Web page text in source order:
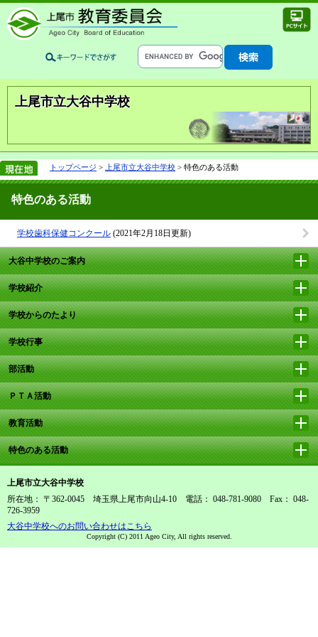
上尾市立大谷中学校
トップページ > 上尾市立大谷中学校 > 特色のある活動
特色のある活動
学校歯科保健コンクール (2021年2月18日更新)
大谷中学校のご案内
学校紹介
学校からのたより
学校行事
部活動
ＰＴＡ活動
教育活動
特色のある活動
上尾市立大谷中学校
所在地： 〒362-0045 埼玉県上尾市向山4-10 電話： 048-781-9080 Fax： 048-
726-3959
大谷中学校へのお問い合わせはこちら
Copyright (C) 2011 Ageo City, All rights reserved.